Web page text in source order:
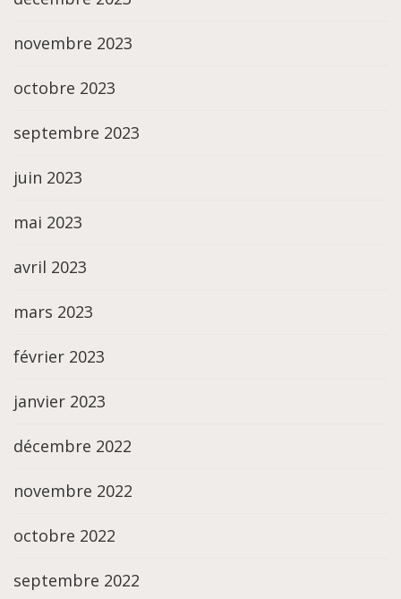
novembre 2023
octobre 2023
septembre 2023
juin 2023
mai 2023
avril 2023
mars 2023
février 2023
janvier 2023
décembre 2022
novembre 2022
octobre 2022
septembre 2022